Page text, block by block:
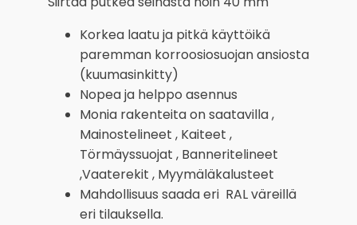
Korkea laatu ja pitkä käyttöikä
paremman korroosiosuojan ansiosta
(kuumasinkitty)
Nopea ja helppo asennus
Monia rakenteita on saatavilla ,
Mainostelineet , Kaiteet ,
Törmäyssuojat , Banneritelineet
,Vaaterekit , Myymäläkalusteet
Mahdollisuus saada eri RAL väreillä
eri tilauksella.